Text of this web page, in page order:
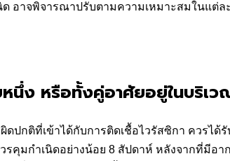
อาจพิจารณาปรับตามความเหมาะสมในแต่
นึ่ง หรือทั้งคู่อาศัยอยู่ในบริเว
กติที่เข้าได้กับการติดเชื้อไวรัสซิกา ควรได้
คุมกำเนิดอย่างน้อย 8 สัปดาห์ หลังจากที่มีอ